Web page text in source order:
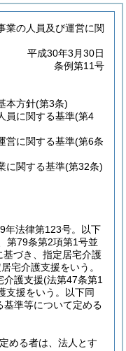
業の人員及び運営に関
平成30年3月30日
条例第11号
本方針(第3条)
員に関する基準(第4
営に関する基準(第6条
に関する基準(第32条)
年法律第123号。以下
第79条第2項第1号並
づき、指定居宅介護
宅介護支援をいう。
介護支援(法第47条第1
支援をいう。以下同
準等について定める
める者は、法人とす